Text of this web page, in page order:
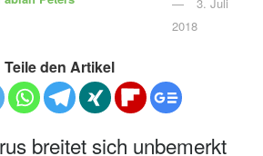
2018
Teile den Artikel
breitet sich unbemerkt